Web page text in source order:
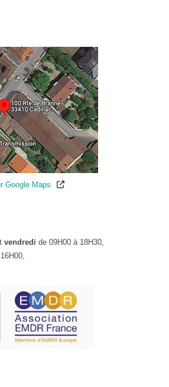
Google Maps
vendredi de 09H00 à 18H30,